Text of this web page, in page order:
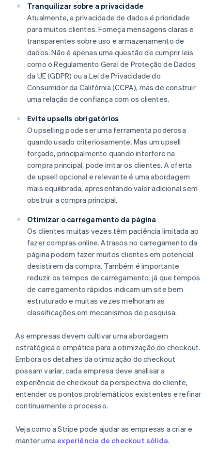
Tranquilizar sobre a privacidade
Atualmente, a privacidade de dados é prioridade
para muitos clientes. Forneça mensagens claras e
transparentes sobre uso e armazenamento de
dados. Não é apenas uma questão de cumprir leis
como o Regulamento Geral de Proteção de Dados
da UE (GDPR) ou a Lei de Privacidade do
Consumidor da Califórnia (CCPA), mas de construir
uma relação de confiança com os clientes.
Evite upsells obrigatórios
O upselling pode ser uma ferramenta poderosa
quando usado criteriosamente. Mas um upsell
forçado, principalmente quando interfere na
compra principal, pode irritar os clientes. A oferta
de upsell opcional e relevante é uma abordagem
mais equilibrada, apresentando valor adicional sem
obstruir a compra principal.
Otimizar o carregamento da página
Os clientes muitas vezes têm paciência limitada ao
fazer compras online. Atrasos no carregamento da
página podem fazer muitos clientes em potencial
desistirem da compra. Também é importante
reduzir os tempos de carregamento, já que tempos
de carregamento rápidos indicam um site bem
estruturado e muitas vezes melhoram as
classificações em mecanismos de pesquisa.
As empresas devem cultivar uma abordagem
estratégica e empática para a otimização do checkout.
Embora os detalhes da otimização do checkout
possam variar, cada empresa deve analisar a
experiência de checkout da perspectiva do cliente,
entender os pontos problemáticos existentes e refinar
continuamente o processo.
Veja como a Stripe pode ajudar as empresas a criar e
manter uma experiência de checkout sólida.